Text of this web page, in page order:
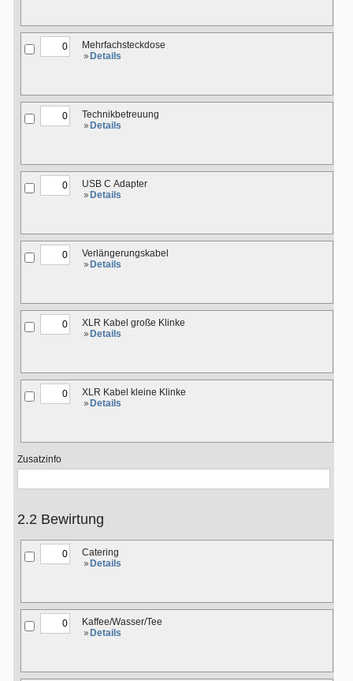
Mehrfachsteckdose
Details
Technikbetreuung
Details
USB C Adapter
Details
Verlängerungskabel
Details
XLR Kabel große Klinke
Details
XLR Kabel kleine Klinke
Details
Zusatzinfo
2.2 Bewirtung
Catering
Details
Kaffee/Wasser/Tee
Details